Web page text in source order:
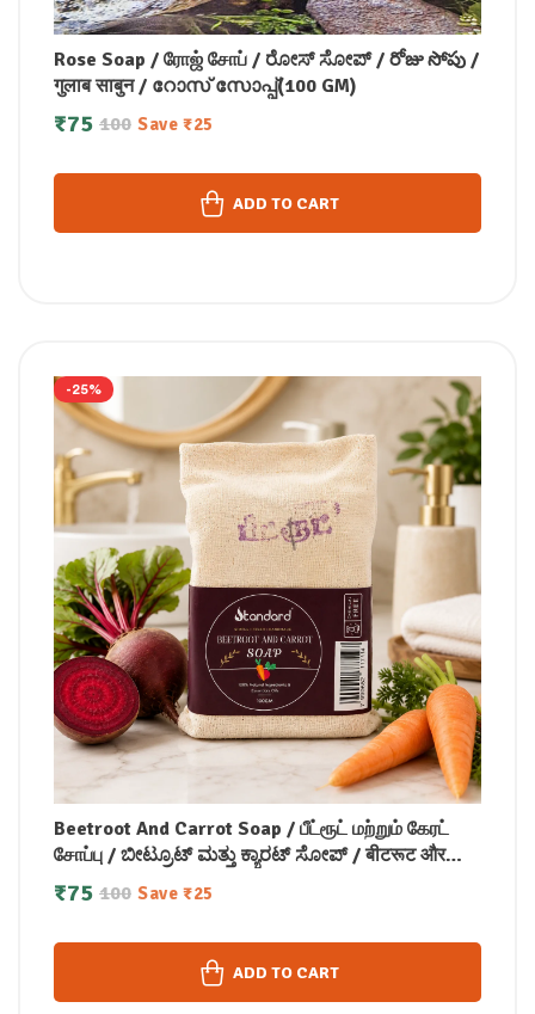
Rose Soap / ரோஜ் சோப் / ರೋಸ್ ಸೋಪ್ / రోజు సోపు /
गुलाब साबुन / റോസ് സോപ്പ്(100 GM)
100
₹75 Save ₹25
ADD TO CART
-25%
Beetroot And Carrot Soap / பீட்ரூட் மற்றும் கேரட்
சோப்பு / ಬೀಟ್ರೂಟ್ ಮತ್ತು ಕ್ಯಾರಟ್ ಸೋಪ್ / बीटरूट और
गाजर साबुन / ബീറ്റ്റ്റൂട്ടും ക്യാരറ്റും സോപ്പ്100g
100
₹75 Save ₹25
ADD TO CART